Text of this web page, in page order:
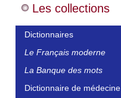
Les collections
Dictionnaires
Le Français moderne
La Banque des mots
Dictionnaire de médecine